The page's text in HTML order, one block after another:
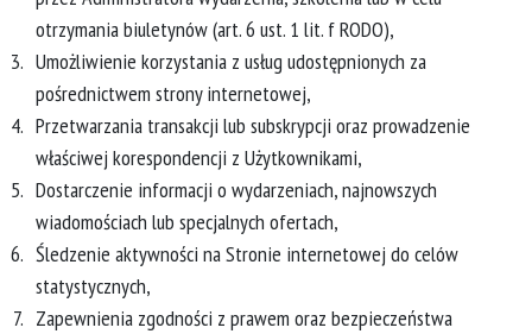
otrzymania biuletynów (art. 6 ust. 1 lit. f RODO),
Umożliwienie korzystania z usług udostępnionych za
pośrednictwem strony internetowej,
Przetwarzania transakcji lub subskrypcji oraz prowadzenie
właściwej korespondencji z Użytkownikami,
Dostarczenie informacji o wydarzeniach, najnowszych
wiadomościach lub specjalnych ofertach,
Śledzenie aktywności na Stronie internetowej do celów
statystycznych,
Zapewnienia zgodności z prawem oraz bezpieczeństwa